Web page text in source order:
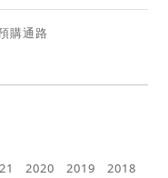
購通路
2020 2019
2018